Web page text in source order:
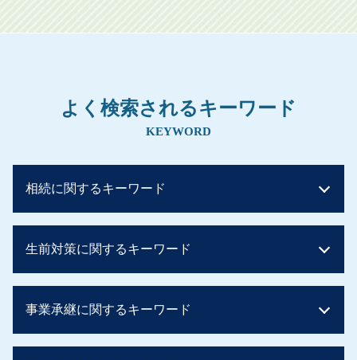
よく検索されるキーワード
KEYWORD
相続に関するキーワード
相続税 配偶者控除 デメリット
贈与税 非課税 110 万
相続税 基礎控除 兄弟
相続税 いくらから
生前対策に関するキーワード
土地 贈与税 かからない
贈与税 親子
事業承継に関するキーワード